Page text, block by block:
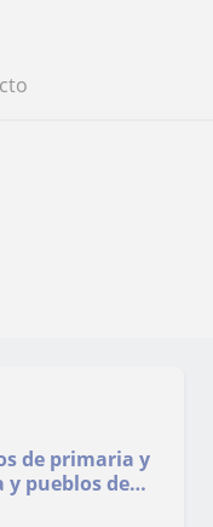
de primaria y
y pueblos de